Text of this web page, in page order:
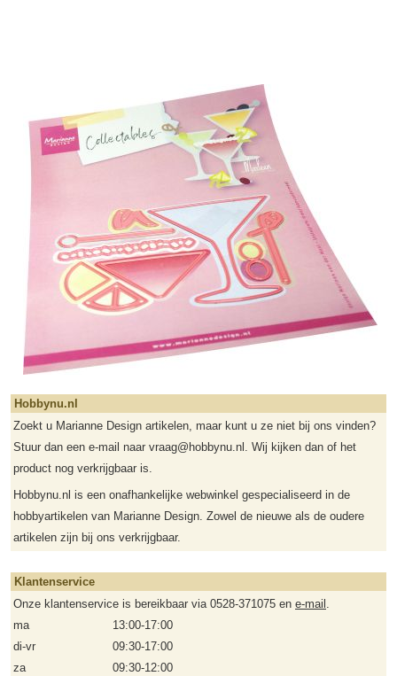
Hobbynu.nl
Zoekt u Marianne Design artikelen, maar kunt u ze niet bij ons vinden?
Stuur dan een e-mail naar vraag@hobbynu.nl. Wij kijken dan of het
product nog verkrijgbaar is.
Hobbynu.nl is een onafhankelijke webwinkel gespecialiseerd in de
hobbyartikelen van Marianne Design. Zowel de nieuwe als de oudere
artikelen zijn bij ons verkrijgbaar.
Klantenservice
Onze klantenservice is bereikbaar via 0528-371075 en e-mail .
ma
13:00-17:00
di-vr
09:30-17:00
za
09:30-12:00